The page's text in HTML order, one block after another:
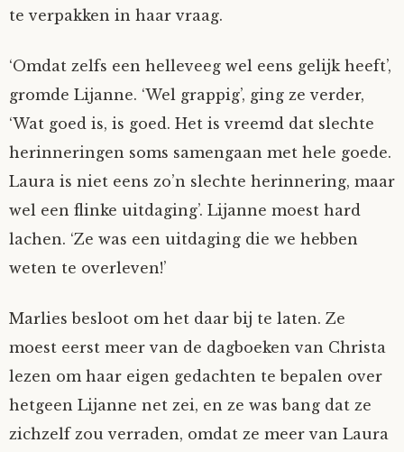
te verpakken in haar vraag.
‘Omdat zelfs een helleveeg wel eens gelijk heeft’,
gromde Lijanne. ‘Wel grappig’, ging ze verder,
‘Wat goed is, is goed. Het is vreemd dat slechte
herinneringen soms samengaan met hele goede.
Laura is niet eens zo’n slechte herinnering, maar
wel een flinke uitdaging’. Lijanne moest hard
lachen. ‘Ze was een uitdaging die we hebben
weten te overleven!’
Marlies besloot om het daar bij te laten. Ze
moest eerst meer van de dagboeken van Christa
lezen om haar eigen gedachten te bepalen over
hetgeen Lijanne net zei, en ze was bang dat ze
zichzelf zou verraden, omdat ze meer van Laura